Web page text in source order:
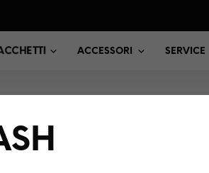
ACCESSORI SERVICE
NOLEGGIO AUDIO, LUCI,